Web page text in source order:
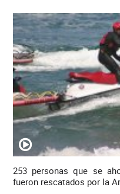
253 personas que se
fueron rescatados por la